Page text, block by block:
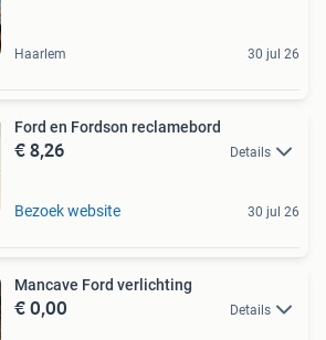
Haarlem 30 jul 26
Ford en Fordson reclamebord
€ 8,26 Details
Bezoek website 30 jul 26
Mancave Ford verlichting
€ 0,00 Details